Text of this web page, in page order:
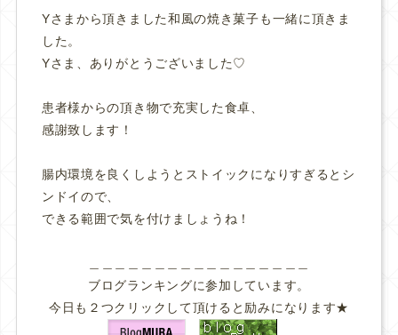
Yさまから頂きました和風の焼き菓子も一緒に頂きま
した。
Yさま、ありがとうございました♡
患者様からの頂き物で充実した食卓、
感謝致します！
腸内環境を良くしようとストイックになりすぎるとシ
ンドイので、
できる範囲で気を付けましょうね！
ブログランキングに参加しています。
今日も２つクリックして頂けると励みになります★